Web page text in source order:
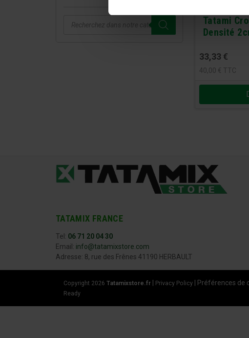
de
Tatami
Densité
33,33 €
40,00 € TTC
TATAMIX FRANCE
Tel: 06 71 20 04 30
Email: info@tatamixstore.com
Adresse: 8, rue des Frênes 41190 HERBAULT
Copyright 2026 Tatamixstore.fr Privacy Policy Préférences de
Ready